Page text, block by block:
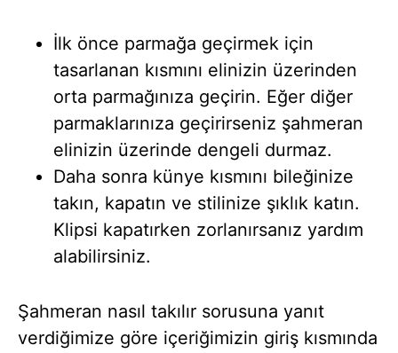
İlk önce parmağa geçirmek için
tasarlanan kısmını elinizin üzerinden
orta parmağınıza geçirin. Eğer diğer
parmaklarınıza geçirirseniz şahmeran
elinizin üzerinde dengeli durmaz.
Daha sonra künye kısmını bileğinize
takın, kapatın ve stilinize şıklık katın.
Klipsi kapatırken zorlanırsanız yardım
alabilirsiniz.
Şahmeran nasıl takılır sorusuna yanıt
verdiğimize göre içeriğimizin giriş kısmında